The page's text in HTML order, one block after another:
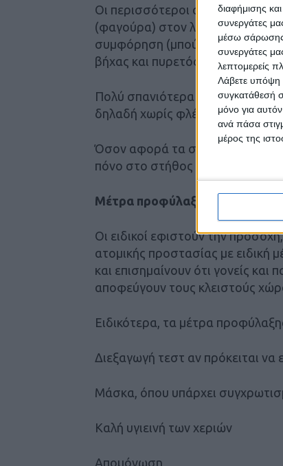
διαφήμισης
συνεργάτες
μέσω σάρωσης
συνεργάτες
λεπτομερείς
Λάβετε υπόψη
συγκατάθεσή
μόνο για
ανά πάσα
μέρος της
Οι περισσότεροι ασθενείς
(φαγούρα) στον λαιμό ως πρώτα
συμφόρηση (μπούκωμα). Άλλα
βήχας και πυρετός.
Πολύ σπανιότερα οι ασθενείς
δηλαδή χωρίς φλέγματα),
Όσον αφορά τα σοβαρά
πόνο στο στήθος ή ωχρό,
Μέτρα προφύλαξης
Οι ειδικοί εφιστούν την
ατομικής προστασίας με ειδική
και επισημαίνουν ότι γονείς και
αποφεύγουν τους κλειστούς
Ειδικότερα, τα μέτρα
Διεξαγωγή τεστ αν πρόκειται να
Μάσκα, όπου υπάρχει
Καλή υγιεινή των χεριών
Απομόνωση